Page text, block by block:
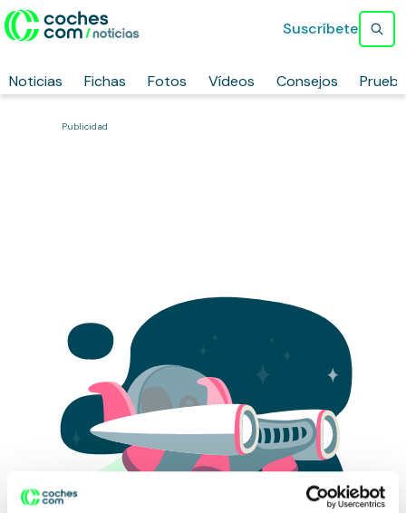
Noticias Fichas Fotos Vídeos Consejos
Suscríbete
Publicidad